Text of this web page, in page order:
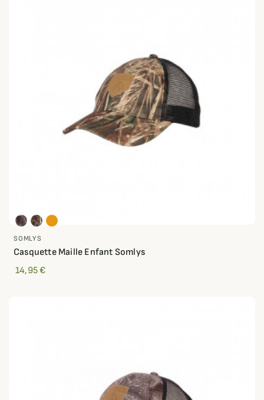
SOMLYS
Casquette Maille Enfant Somlys
14,95 €